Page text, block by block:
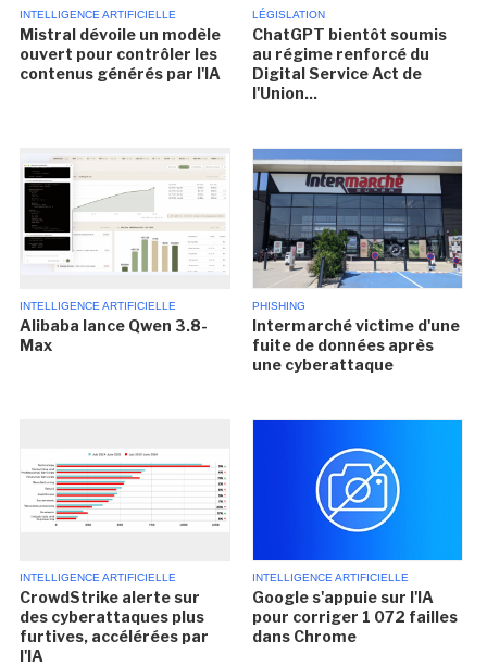
INTELLIGENCE ARTIFICIELLE
Mistral dévoile un modèle
ouvert pour contrôler les
contenus générés par l'IA
LÉGISLATION
ChatGPT bientôt soumis
au régime renforcé du
Digital Service Act de
l'Union...
INTELLIGENCE ARTIFICIELLE
Alibaba lance Qwen 3.8-
Max
PHISHING
Intermarché victime d'une
fuite de données après
une cyberattaque
INTELLIGENCE ARTIFICIELLE
CrowdStrike alerte sur
des cyberattaques plus
furtives, accélérées par
l'IA
INTELLIGENCE ARTIFICIELLE
Google s'appuie sur l'IA
pour corriger 1 072 failles
dans Chrome